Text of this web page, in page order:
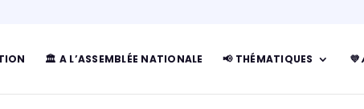
🏛 A L’ASSEMBLÉE NATIONALE 📢 THÉMATIQUES 💜